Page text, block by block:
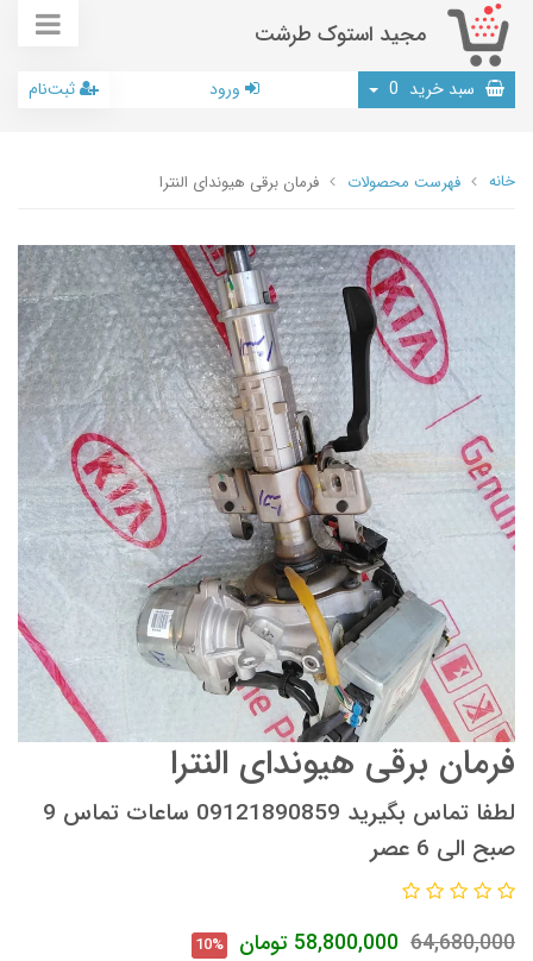
مجید استوک طرشت
سبد خرید 0 ورود ثبت‌نام
خانه فهرست محصولات فرمان برقی هیوندای النترا
فرمان برقی هیوندای النترا
لطفا تماس بگیرید 09121890859 ساعات تماس 9
صبح الی 6 عصر
64,680,000
58,800,000 تومان 10%